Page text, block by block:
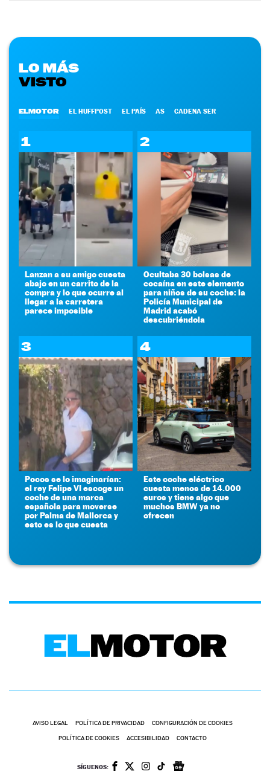
LO MÁS
VISTO
ELMOTOR EL HUFFPOST EL PAÍS AS CADENA SER
1
Lanzan a su amigo cuesta
abajo en un carrito de la
compra y lo que ocurre al
llegar a la carretera
parece imposible
2
Ocultaba 30 bolsas de
cocaína en este elemento
para niños de su coche: la
Policía Municipal de
Madrid acabó
descubriéndola
3
Pocos se lo imaginarían:
el rey Felipe VI escoge un
coche de una marca
española para moverse
por Palma de Mallorca y
esto es lo que cuesta
4
Este coche eléctrico
cuesta menos de 14.000
euros y tiene algo que
muchos BMW ya no
ofrecen
AVISO LEGAL POLÍTICA DE PRIVACIDAD CONFIGURACIÓN DE COOKIES
POLÍTICA DE COOKIES ACCESIBILIDAD CONTACTO
SÍGUENOS: